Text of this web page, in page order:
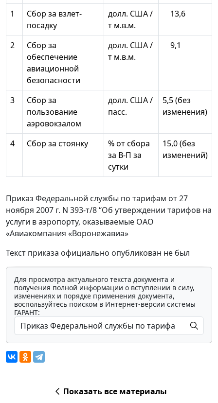
1
Сбор за взлет-
посадку
долл. США /
т м.в.м.
13,6
2
Сбор за
обеспечение
авиационной
безопасности
долл. США /
т м.в.м.
9,1
3
Сбор за
пользование
аэровокзалом
долл. США /
пасс.
5,5 (без
изменения)
4 Сбор за стоянку
% от сбора
за В-П за
сутки
15,0 (без
изменений)
Приказ Федеральной службы по тарифам от 27
ноября 2007 г. N 393-т/8 “Об утверждении тарифов на
услуги в аэропорту, оказываемые ОАО
«Авиакомпания «Воронежавиа»
Текст приказа официально опубликован не был
Для просмотра актуального текста документа и
получения полной информации о вступлении в силу,
изменениях и порядке применения документа,
воспользуйтесь поиском в Интернет-версии системы
ГАРАНТ:
Показать все материалы